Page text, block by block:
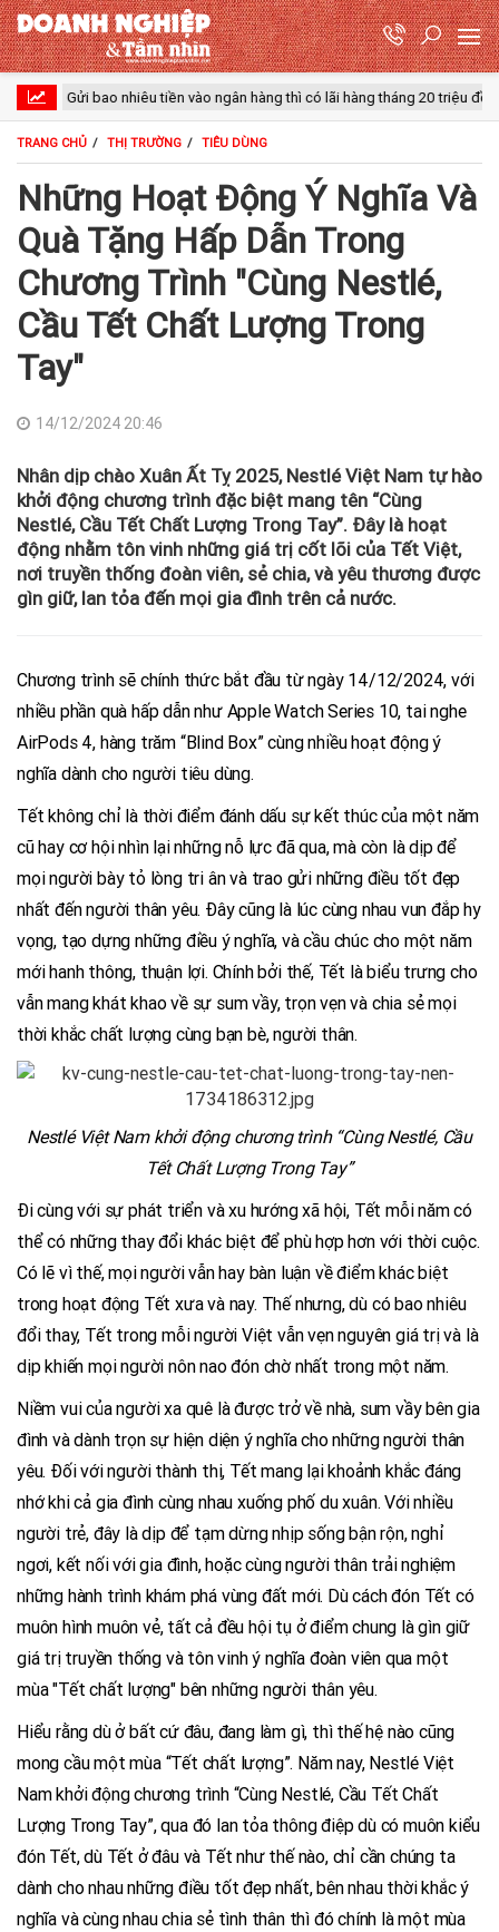
Gửi bao nhiêu tiền vào ngân hàng thì có lãi hàng tháng 20 triệu đồng?
TRANG CHỦ THỊ TRƯỜNG TIÊU DÙNG
Những Hoạt Động Ý Nghĩa Và
Quà Tặng Hấp Dẫn Trong
Chương Trình "Cùng Nestlé,
Cầu Tết Chất Lượng Trong
Tay"
14/12/2024 20:46
Nhân dịp chào Xuân Ất Tỵ 2025, Nestlé Việt Nam tự hào
khởi động chương trình đặc biệt mang tên “Cùng
Nestlé, Cầu Tết Chất Lượng Trong Tay”. Đây là hoạt
động nhằm tôn vinh những giá trị cốt lõi của Tết Việt,
nơi truyền thống đoàn viên, sẻ chia, và yêu thương được
gìn giữ, lan tỏa đến mọi gia đình trên cả nước.
Chương trình sẽ chính thức bắt đầu từ ngày 14/12/2024, với
nhiều phần quà hấp dẫn như Apple Watch Series 10, tai nghe
AirPods 4, hàng trăm “Blind Box” cùng nhiều hoạt động ý
nghĩa dành cho người tiêu dùng.
Tết không chỉ là thời điểm đánh dấu sự kết thúc của một năm
cũ hay cơ hội nhìn lại những nỗ lực đã qua, mà còn là dịp để
mọi người bày tỏ lòng tri ân và trao gửi những điều tốt đẹp
nhất đến người thân yêu. Đây cũng là lúc cùng nhau vun đắp hy
vọng, tạo dựng những điều ý nghĩa, và cầu chúc cho một năm
mới hanh thông, thuận lợi. Chính bởi thế, Tết là biểu trưng cho
vẫn mang khát khao về sự sum vầy, trọn vẹn và chia sẻ mọi
thời khắc chất lượng cùng bạn bè, người thân.
Nestlé Việt Nam khởiđộng chương trình“Cùng Nestlé, Cầu
Tết Chất Lượng Trong Tay”
Đi cùng với sự phát triển và xu hướng xã hội, Tết mỗi năm có
thể có những thay đổi khác biệt để phù hợp hơn với thời cuộc.
Có lẽ vì thế, mọi người vẫn hay bàn luận về điểm khác biệt
trong hoạt động Tết xưa và nay. Thế nhưng, dù có bao nhiêu
đổi thay, Tết trong mỗi người Việt vẫn vẹn nguyên giá trị và là
dịp khiến mọi người nôn nao đón chờ nhất trong một năm.
Niềm vui của người xa quê là được trở về nhà, sum vầy bên gia
đình và dành trọn sự hiện diện ý nghĩa cho những người thân
yêu. Đối với người thành thị, Tết mang lại khoảnh khắc đáng
nhớ khi cả gia đình cùng nhau xuống phố du xuân. Với nhiều
người trẻ, đây là dịp để tạm dừng nhịp sống bận rộn, nghỉ
ngơi, kết nối với gia đình, hoặc cùng người thân trải nghiệm
những hành trình khám phá vùng đất mới. Dù cách đón Tết có
muôn hình muôn vẻ, tất cả đều hội tụ ở điểm chung là gìn giữ
giá trị truyền thống và tôn vinh ý nghĩa đoàn viên qua một
mùa "Tết chất lượng" bên những người thân yêu.
Hiểu rằng dù ở bất cứ đâu, đang làm gì, thì thế hệ nào cũng
mong cầu một mùa “Tết chất lượng”. Năm nay, Nestlé Việt
Nam khởi động chương trình “Cùng Nestlé, Cầu Tết Chất
Lượng Trong Tay”, qua đó lan tỏa thông điệp dù có muôn kiểu
đón Tết, dù Tết ở đâu và Tết như thế nào, chỉ cần chúng ta
dành cho nhau những điều tốt đẹp nhất, bên nhau thời khắc ý
nghĩa và cùng nhau chia sẻ tình thân thì đó chính là một mùa